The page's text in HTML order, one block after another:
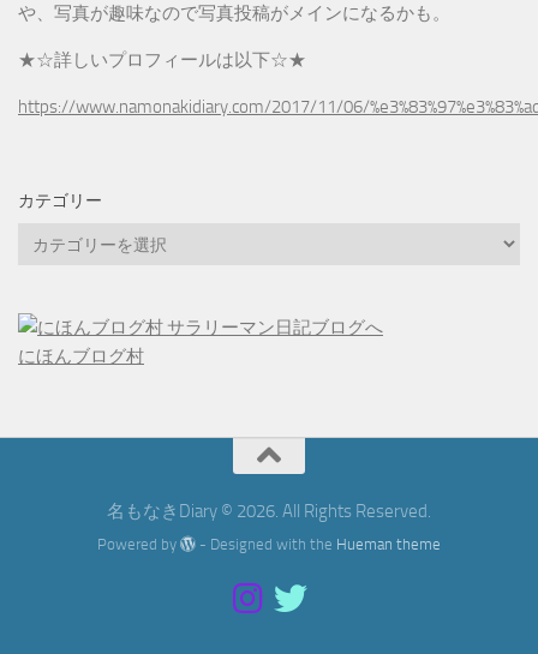
や、写真が趣味なので写真投稿がメインになるかも。
★☆詳しいプロフィールは以下☆★
https://www.namonakidiary.com/2017/11/06/
カテゴリー
リ
ー
にほんブログ村
名もなきDiary © 2026. All Rights Reserved.
Powered by - Designed with the Hueman theme